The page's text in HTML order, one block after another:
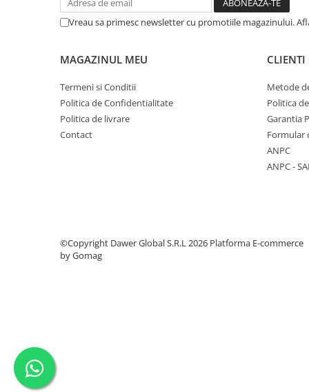
Vreau sa primesc newsletter cu promotiile magazinului.
MAGAZINUL MEU
Termeni si Conditii
Politica de Confidentialitate
Politica de livrare
Contact
CLIENTI
Metode
Politica
Garantia
Formular
ANPC
ANPC -
©Copyright Dawer Global S.R.L 2026 Platforma E-commerce
by Gomag